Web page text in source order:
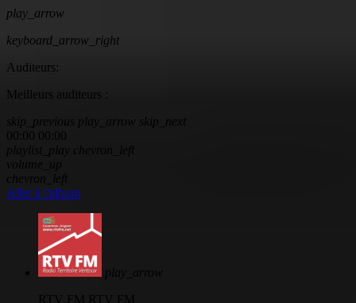
play_arrow
keyboard_arrow_right
Auditeurs:
Meilleurs auditeurs :
skip_previous play_arrow skip_next
00:00 00:00
Aller à l'album